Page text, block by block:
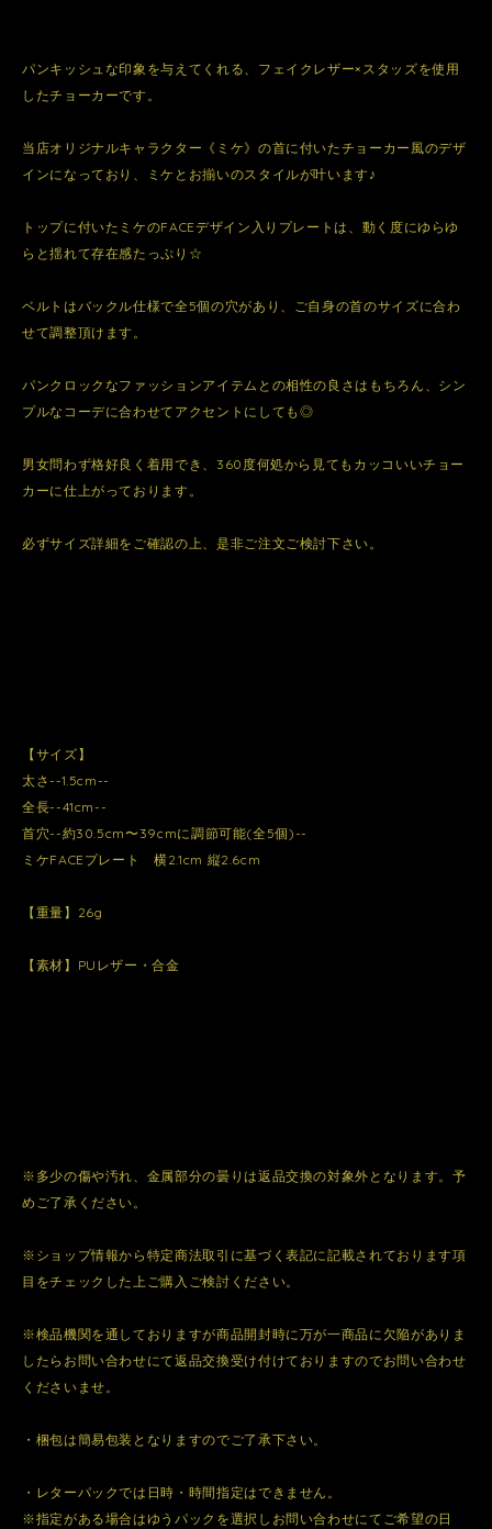
パンキッシュな印象を与えてくれる、フェイクレザー×スタッズを使用
したチョーカーです。
当店オリジナルキャラクター《ミケ》の首に付いたチョーカー風のデザ
インになっており、ミケとお揃いのスタイルが叶います♪
トップに付いたミケのFACEデザイン入りプレートは、動く度にゆらゆ
らと揺れて存在感たっぷり☆
ベルトはバックル仕様で全5個の穴があり、ご自身の首のサイズに合わ
せて調整頂けます。
パンクロックなファッションアイテムとの相性の良さはもちろん、シン
プルなコーデに合わせてアクセントにしても◎
男女問わず格好良く着用でき、360度何処から見てもカッコいいチョー
カーに仕上がっております。
必ずサイズ詳細をご確認の上、是非ご注文ご検討下さい。
【サイズ】
太さ--1.5cm--
全長--41cm--
首穴--約30.5cm〜39cmに調節可能(全5個)--
ミケFACEプレート 横2.1cm 縦2.6cm
【重量】26g
【素材】PUレザー・合金
※多少の傷や汚れ、金属部分の曇りは返品交換の対象外となります。予
めご了承ください。
※ショップ情報から特定商法取引に基づく表記に記載されております項
目をチェックした上ご購入ご検討ください。
※検品機関を通しておりますが商品開封時に万が一商品に欠陥がありま
したらお問い合わせにて返品交換受け付けておりますのでお問い合わせ
くださいませ。
・梱包は簡易包装となりますのでご了承下さい。
・レターパックでは日時・時間指定はできません。
※指定がある場合はゆうパックを選択しお問い合わせにてご希望の日